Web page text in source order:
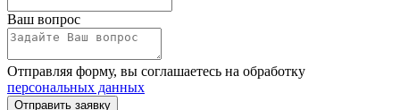
Ваш вопрос
Отправляя форму, вы соглашаетесь на обработку
персональных данных
Отправить заявку